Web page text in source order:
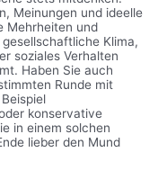
Meinungen und ideelle
Mehrheiten und
Klima,
soziales Verhalten
Haben Sie auch
Runde mit
konservative
in einem solchen
lieber den Mund